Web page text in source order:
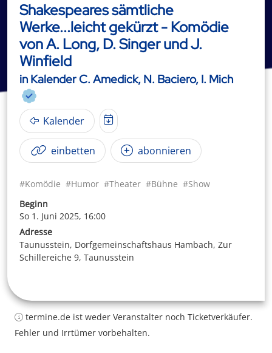
Shakespeares sämtliche
Werke...leicht gekürzt - Komödie
von A. Long, D. Singer und J.
Winfield
in Kalender C. Amedick, N. Baciero, I. Mich
Kalender
einbetten abonnieren
#Komödie #Humor #Theater #Bühne #Show
Beginn
So 1. Juni 2025, 16:00
Adresse
Taunusstein, Dorfgemeinschaftshaus Hambach, Zur
Schillereiche 9, Taunusstein
termine.de ist weder Veranstalter noch Ticketverkäufer.
Fehler und Irrtümer vorbehalten.